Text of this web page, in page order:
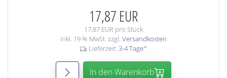
17,87 EUR
17,87 EUR pro Stück
inkl. 19 % MwSt. zzgl. Versandkosten
Lieferzeit: 3-4 Tage*
In den Warenkorb